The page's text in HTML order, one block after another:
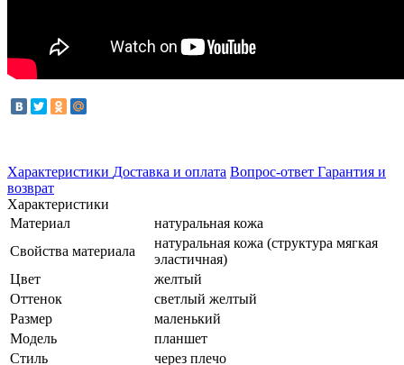
Характеристики Доставка и оплата Вопрос-ответ Гарантия и
возврат
Характеристики
Материал
натуральная кожа
Свойства материала
натуральная кожа (структура мягкая
эластичная)
Цвет
желтый
Оттенок
светлый желтый
Размер
маленький
Модель
планшет
Стиль
через плечо